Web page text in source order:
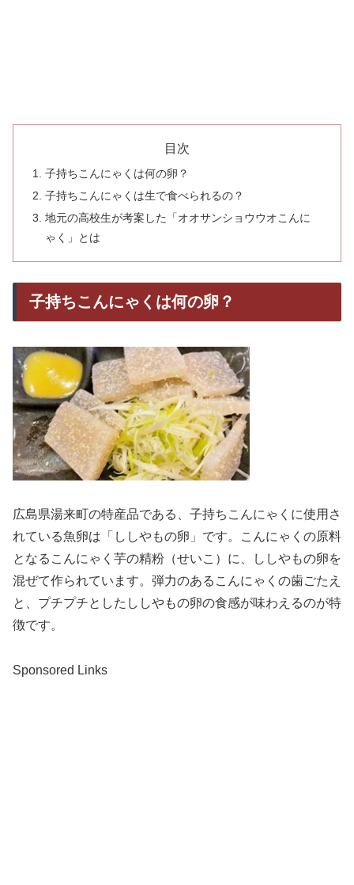
目次
子持ちこんにゃくは何の卵？
子持ちこんにゃくは生で食べられるの？
地元の高校生が考案した「オオサンショウウオこんに
ゃく」とは
子持ちこんにゃくは何の卵？
広島県湯来町の特産品である、子持ちこんにゃくに使用さ
れている魚卵は「ししやもの卵」です。こんにゃくの原料
となるこんにゃく芋の精粉（せいこ）に、ししやもの卵を
混ぜて作られています。弾力のあるこんにゃくの歯ごたえ
と、プチプチとしたししやもの卵の食感が味わえるのが特
徴です。
Sponsored Links